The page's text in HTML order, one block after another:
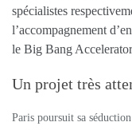
spécialistes
l’accompagnement
le Big Bang
Un projet très
Paris poursuit sa